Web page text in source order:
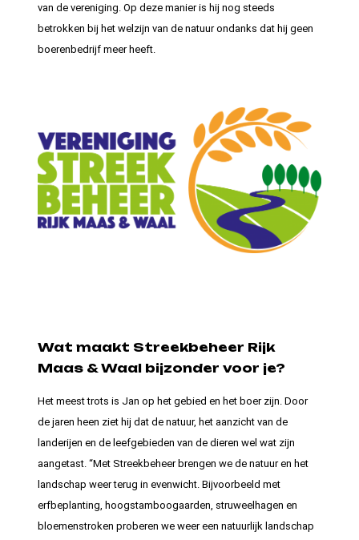
van de vereniging. Op deze manier is hij nog steeds
betrokken bij het welzijn van de natuur ondanks dat hij geen
boerenbedrijf meer heeft.
Wat maakt Streekbeheer Rijk
Maas & Waal bijzonder voor je?
Het meest trots is Jan op het gebied en het boer zijn. Door
de jaren heen ziet hij dat de natuur, het aanzicht van de
landerijen en de leefgebieden van de dieren wel wat zijn
aangetast. “Met Streekbeheer brengen we de natuur en het
landschap weer terug in evenwicht. Bijvoorbeeld met
erfbeplanting, hoogstamboogaarden, struweelhagen en
bloemenstroken proberen we weer een natuurlijk landschap